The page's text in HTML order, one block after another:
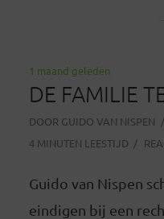
1 maand geleden
DE FAMILIE
DOOR GUIDO VAN NISPEN
4 MINUTEN LEESTIJD
Guido van Nispen
eindigen bij een